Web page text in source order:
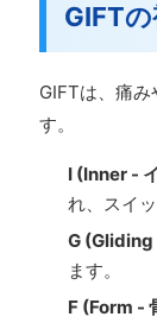
GIFT
GIFTは、痛
す。
I (Inner -
れ、スイ
G (Gliding
ます。
F (Form -